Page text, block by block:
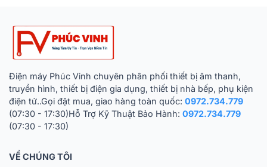
Điện máy Phúc Vinh chuyên phân phối thiết bị âm thanh,
truyền hình, thiết bị điện gia dụng, thiết bị nhà bếp, phụ kiện
điện tử..Gọi đặt mua, giao hàng toàn quốc: 0972.734.779
(07:30 - 17:30)Hỗ Trợ Kỹ Thuật Bảo Hành: 0972.734.779
(07:30 - 17:30)
VỀ CHÚNG TÔI